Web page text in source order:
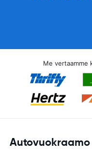
Me vertaamme